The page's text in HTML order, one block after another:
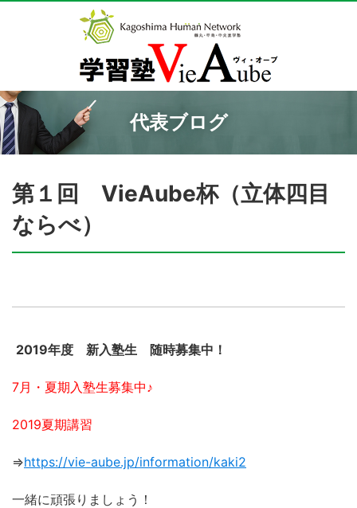
代表ブログ
第１回 VieAube杯（立体四目
ならべ）
2019年度 新入塾生 随時募集中！
7月・夏期入塾生募集中♪
2019夏期講習
⇒https://vie-aube.jp/information/kaki2
一緒に頑張りましょう！